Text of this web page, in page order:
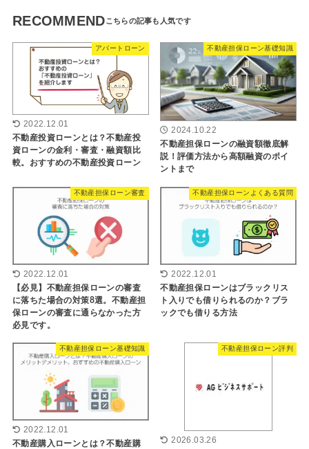
RECOMMEND
アパートローン
2022.12.01
不動産投資ローンとは？不動産投
資ローンの金利・審査・融資額比
較。おすすめの不動産投資ローン
不動産担保ローン基礎知識
2024.10.22
不動産担保ローンの融資額徹底解
説！評価方法から高額融資のポイ
ントまで
不動産担保ローン審査
2022.12.01
【必見】不動産担保ローンの審査
に落ちた場合の対策8選。不動産担
保ローンの審査に通らなかった方
必見です。
不動産担保ローンよくある質問
2022.12.01
不動産担保ローンはブラックリス
ト入りでも借りられるのか？ブラ
ックでも借りる方法
不動産担保ローン基礎知識
2022.12.01
不動産購入ローンとは？不動産購
不動産担保ローン評判
2026.03.26